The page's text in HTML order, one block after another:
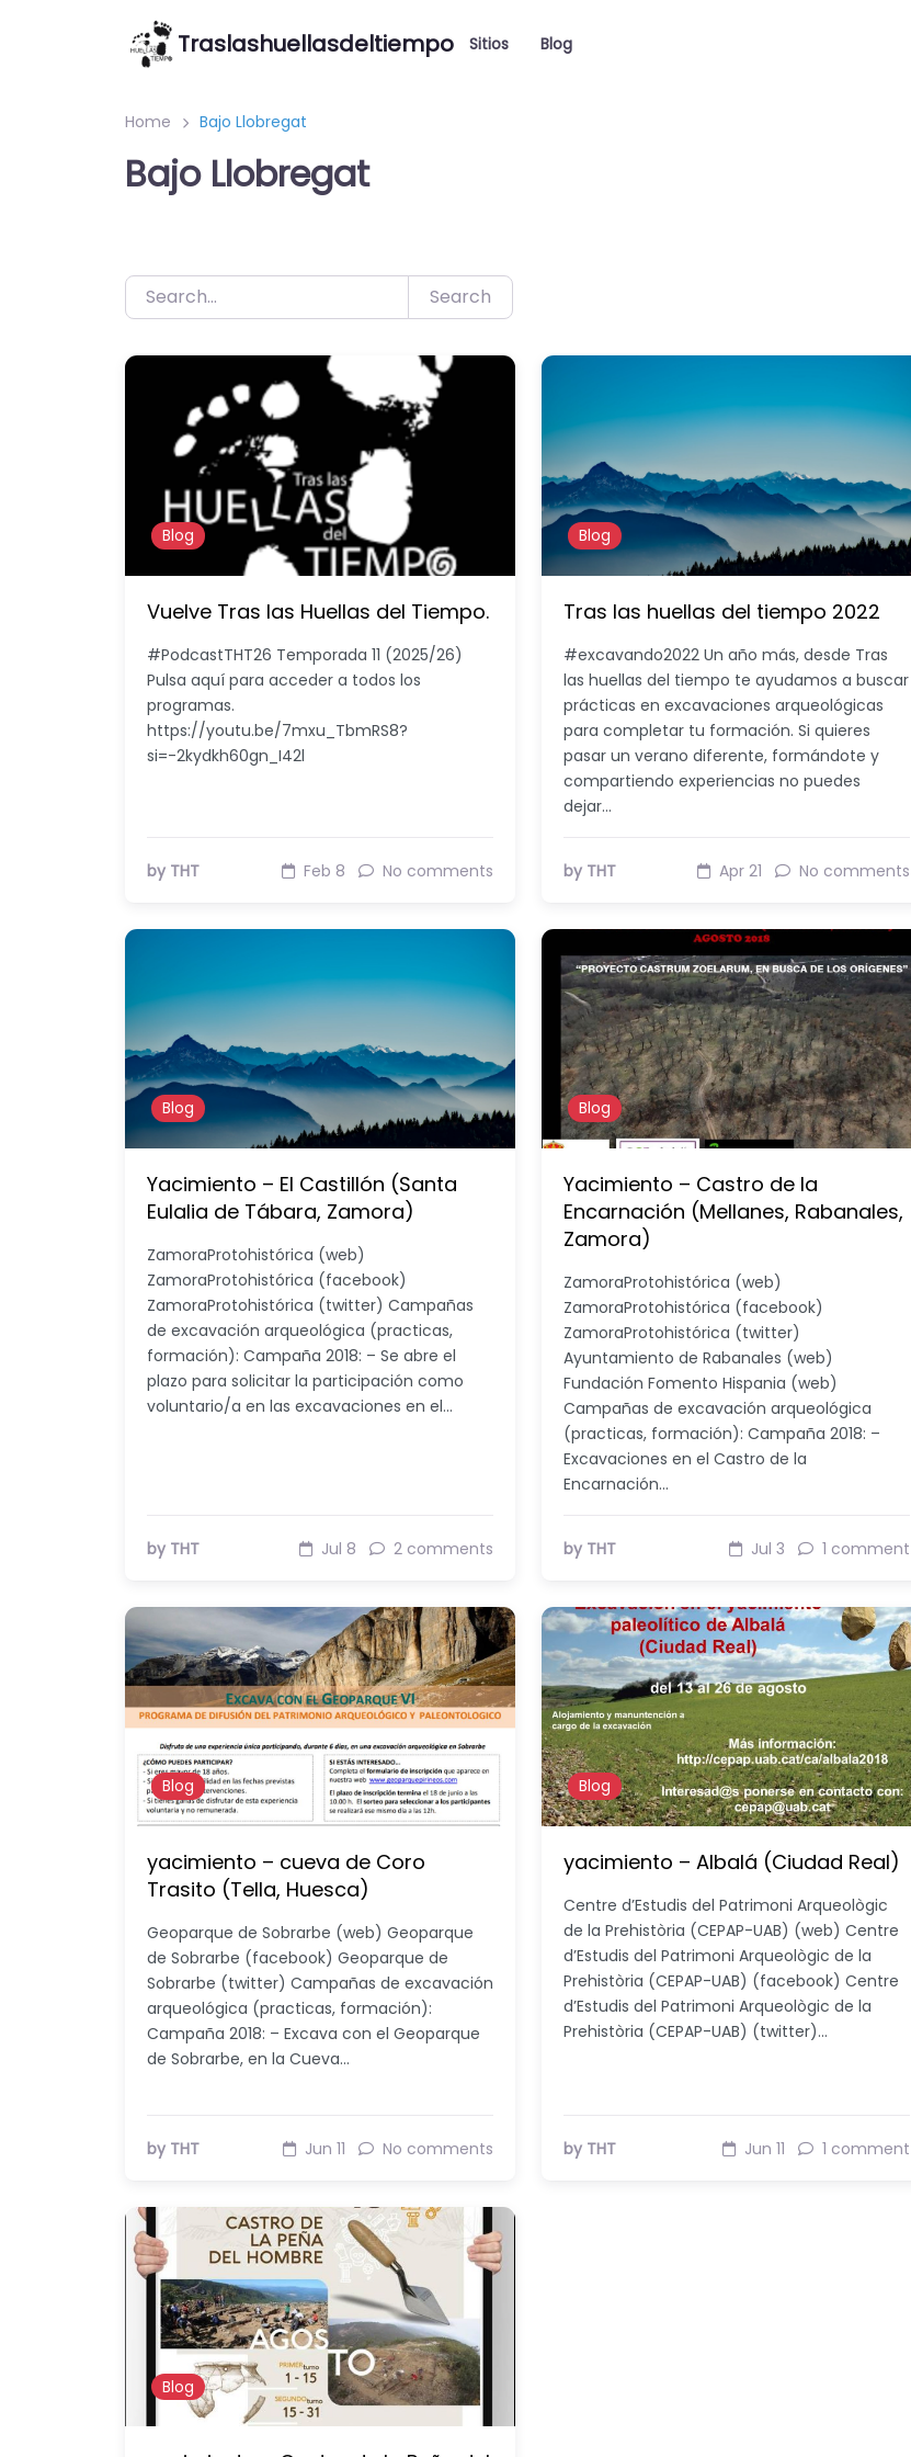
Traslashuellasdeltiempo Sitios Blog
Home Bajo Llobregat
Bajo Llobregat
Search
Blog
Vuelve Tras las Huellas del Tiempo.
#PodcastTHT26 Temporada 11 (2025/26)
Pulsa aquí para acceder a todos los
programas.
https://youtu.be/7mxu_TbmRS8?
si=-2kydkh60gn_I42l
by THT Feb 8 No comments
Blog
Tras las huellas del tiempo 2022
#excavando2022 Un año más, desde Tras
las huellas del tiempo te ayudamos a buscar
prácticas en excavaciones arqueológicas
para completar tu formación. Si quieres
pasar un verano diferente, formándote y
compartiendo experiencias no puedes
dejar…
by THT Apr 21 No comments
Blog
Yacimiento – El Castillón (Santa
Eulalia de Tábara, Zamora)
ZamoraProtohistórica (web)
ZamoraProtohistórica (facebook)
ZamoraProtohistórica (twitter) Campañas
de excavación arqueológica (practicas,
formación): Campaña 2018: – Se abre el
plazo para solicitar la participación como
voluntario/a en las excavaciones en el…
by THT Jul 8 2 comments
Blog
Yacimiento – Castro de la
Encarnación (Mellanes, Rabanales,
Zamora)
ZamoraProtohistórica (web)
ZamoraProtohistórica (facebook)
ZamoraProtohistórica (twitter)
Ayuntamiento de Rabanales (web)
Fundación Fomento Hispania (web)
Campañas de excavación arqueológica
(practicas, formación): Campaña 2018: –
Excavaciones en el Castro de la
Encarnación…
by THT Jul 3 1 comment
Blog
yacimiento – cueva de Coro
Trasito (Tella, Huesca)
Geoparque de Sobrarbe (web) Geoparque
de Sobrarbe (facebook) Geoparque de
Sobrarbe (twitter) Campañas de excavación
arqueológica (practicas, formación):
Campaña 2018: – Excava con el Geoparque
de Sobrarbe, en la Cueva…
by THT Jun 11 No comments
Blog
yacimiento – Albalá (Ciudad Real)
Centre d’Estudis del Patrimoni Arqueològic
de la Prehistòria (CEPAP-UAB) (web) Centre
d’Estudis del Patrimoni Arqueològic de la
Prehistòria (CEPAP-UAB) (facebook) Centre
d’Estudis del Patrimoni Arqueològic de la
Prehistòria (CEPAP-UAB) (twitter)…
by THT Jun 11 1 comment
Blog